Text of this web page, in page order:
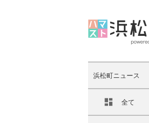
浜松町ニュース
全て